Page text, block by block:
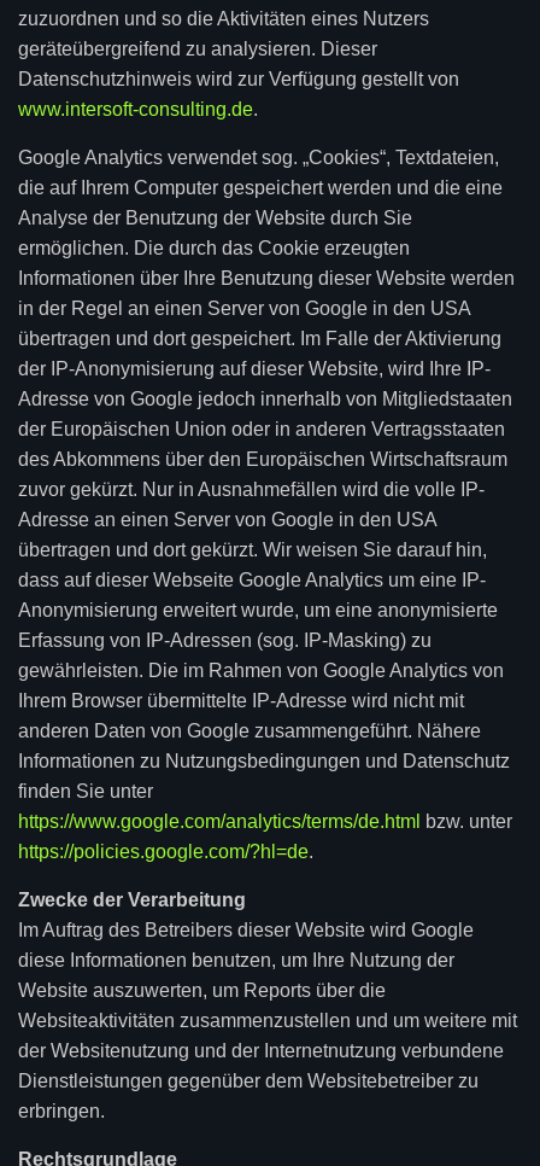
zuzuordnen und so die Aktivitäten eines Nutzers
geräteübergreifend zu analysieren. Dieser
Datenschutzhinweis wird zur Verfügung gestellt von
www.intersoft-consulting.de.
Google Analytics verwendet sog. „Cookies“, Textdateien,
die auf Ihrem Computer gespeichert werden und die eine
Analyse der Benutzung der Website durch Sie
ermöglichen. Die durch das Cookie erzeugten
Informationen über Ihre Benutzung dieser Website werden
in der Regel an einen Server von Google in den USA
übertragen und dort gespeichert. Im Falle der Aktivierung
der IP-Anonymisierung auf dieser Website, wird Ihre IP-
Adresse von Google jedoch innerhalb von Mitgliedstaaten
der Europäischen Union oder in anderen Vertragsstaaten
des Abkommens über den Europäischen Wirtschaftsraum
zuvor gekürzt. Nur in Ausnahmefällen wird die volle IP-
Adresse an einen Server von Google in den USA
übertragen und dort gekürzt. Wir weisen Sie darauf hin,
dass auf dieser Webseite Google Analytics um eine IP-
Anonymisierung erweitert wurde, um eine anonymisierte
Erfassung von IP-Adressen (sog. IP-Masking) zu
gewährleisten. Die im Rahmen von Google Analytics von
Ihrem Browser übermittelte IP-Adresse wird nicht mit
anderen Daten von Google zusammengeführt. Nähere
Informationen zu Nutzungsbedingungen und Datenschutz
finden Sie unter
https://www.google.com/analytics/terms/de.html bzw. unter
https://policies.google.com/?hl=de.
Zwecke der Verarbeitung
Im Auftrag des Betreibers dieser Website wird Google
diese Informationen benutzen, um Ihre Nutzung der
Website auszuwerten, um Reports über die
Websiteaktivitäten zusammenzustellen und um weitere mit
der Websitenutzung und der Internetnutzung verbundene
Dienstleistungen gegenüber dem Websitebetreiber zu
erbringen.
Rechtsgrundlage